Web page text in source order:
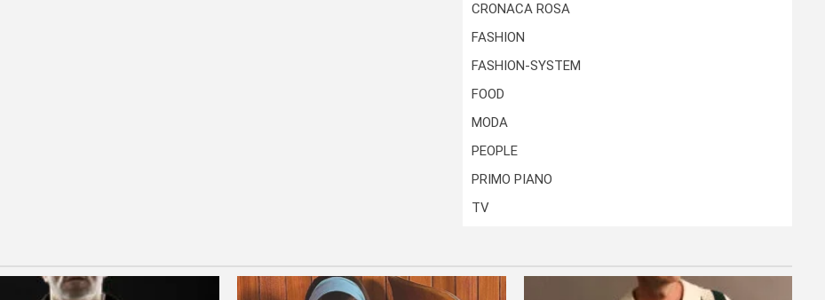
CRONACA ROSA
FASHION
FASHION-SYSTEM
FOOD
MODA
PEOPLE
PRIMO PIANO
TV